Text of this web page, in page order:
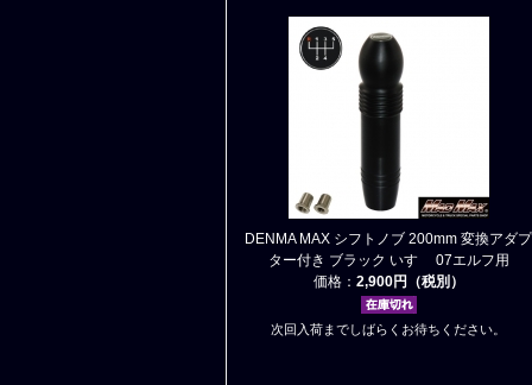
DENMA MAX シフトノブ 200mm 変換アダプ
ター付き ブラック いすゞ 07エルフ用
価格： 2,900円（税別）
次回入荷までしばらくお待ちください。